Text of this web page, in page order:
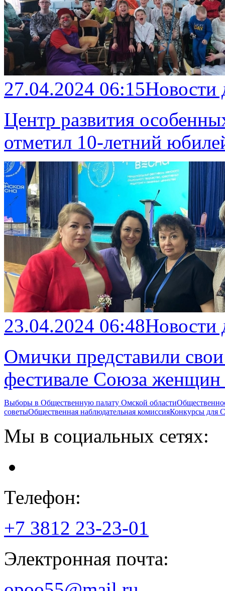
27.04.2024 06:15
Центр развития
отметил 10-летний
23.04.2024 06:48
Омички представили
фестивале Союза
Выборы в Общественную палату Омской области
советыОбщественная наблюдательная комиссияКонкурсы
Мы в социальных сетях:
Телефон:
+7 3812 23-23-01
Электронная почта: